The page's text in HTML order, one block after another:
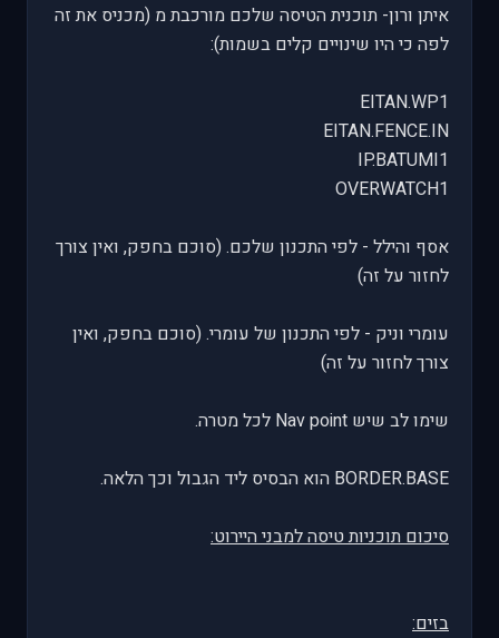
איתן ורון- תוכנית הטיסה שלכם מורכבת מ (מכניס את זה
לפה כי היו שינויים קלים בשמות):
EITAN.WP1
EITAN.FENCE.IN
IP.BATUMI1
OVERWATCH1
אסף והילל - לפי התכנון שלכם. (סוכם בחפק, ואין צורך
לחזור על זה)
עומרי וניק - לפי התכנון של עומרי. (סוכם בחפק, ואין
צורך לחזור על זה)
שימו לב שיש Nav point לכל מטרה.
BORDER.BASE הוא הבסיס ליד הגבול וכך הלאה.
סיכום תוכניות טיסה למבני היירוט:
בזים: